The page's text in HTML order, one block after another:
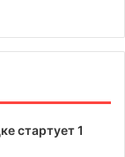
стартует 1